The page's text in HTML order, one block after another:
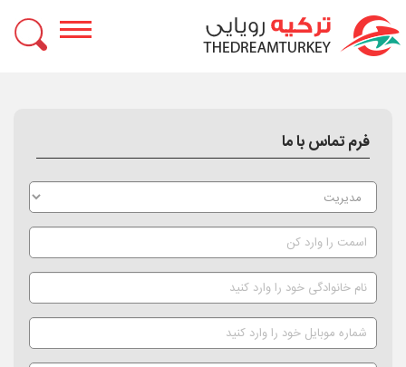
ترکیه رویایی تماس با ما
فرم تماس با ما